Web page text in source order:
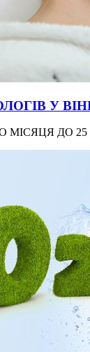
У
МІСЯЦЯ ДО